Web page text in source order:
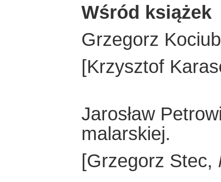
Wśród książek
Grzegorz
[Krzysztof
Jarosław
malarskiej.
[Grzegorz Stec,